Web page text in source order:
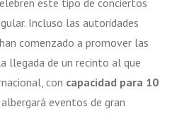
este tipo de conciertos
Incluso las autoridades
comenzado a promover las
llegada de un recinto al que
con capacidad para 10
albergará eventos de gran